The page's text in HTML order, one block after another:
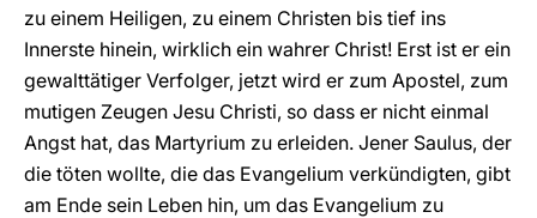
zu einem Heiligen, zu einem Christen bis tief ins
Innerste hinein, wirklich ein wahrer Christ! Erst ist er ein
gewalttätiger Verfolger, jetzt wird er zum Apostel, zum
mutigen Zeugen Jesu Christi, so dass er nicht einmal
Angst hat, das Martyrium zu erleiden. Jener Saulus, der
die töten wollte, die das Evangelium verkündigten, gibt
am Ende sein Leben hin, um das Evangelium zu